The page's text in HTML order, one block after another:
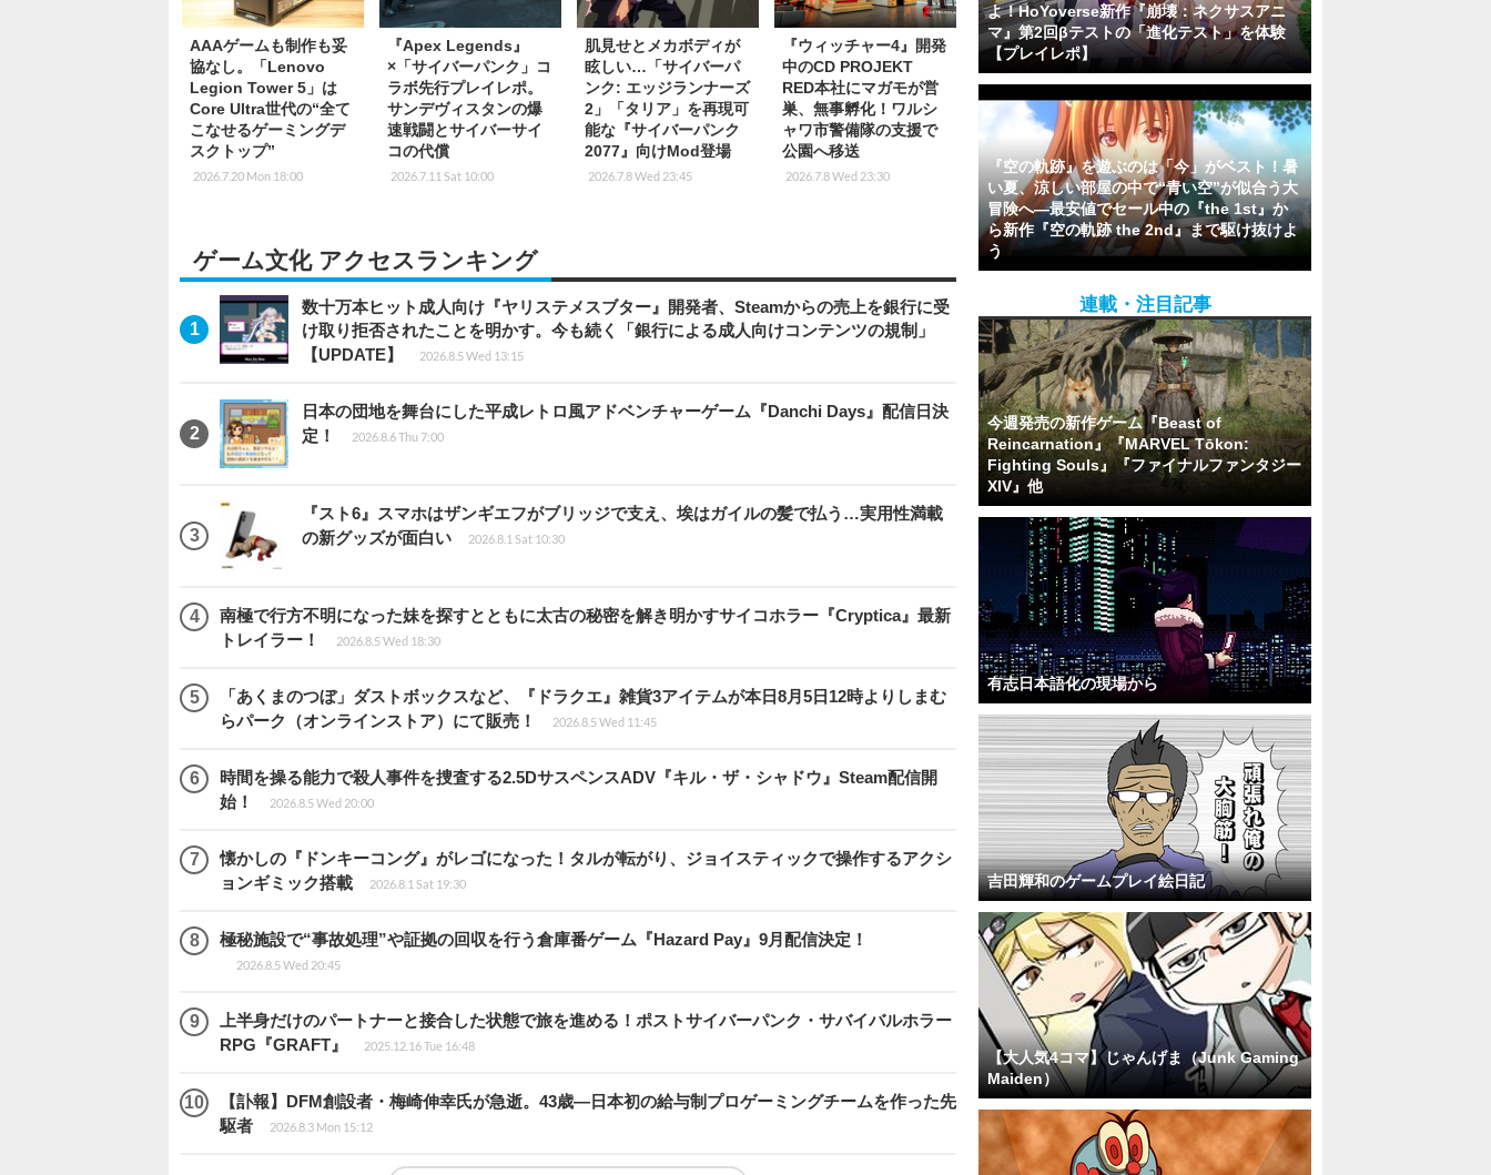
AAAゲームも制作も妥
協なし。「Lenovo
Legion Tower 5」は
Core Ultra世代の“全て
こなせるゲーミングデ
スクトップ”
2026.7.20 Mon 18:00
『Apex Legends』
×「サイバーパンク」コ
ラボ先行プレイレポ。
サンデヴィスタンの爆
速戦闘とサイバーサイ
コの代償
2026.7.11 Sat 10:00
肌見せとメカボディが
眩しい…「サイバーパ
ンク: エッジランナーズ
2」「タリア」を再現可
能な『サイバーパンク
2077』向けMod登場
2026.7.8 Wed 23:45
『ウィッチャー4』開発
中のCD PROJEKT
RED本社にマガモが営
巣、無事孵化！ワルシ
ャワ市警備隊の支援で
公園へ移送
2026.7.8 Wed 23:30
ゲーム文化 アクセスランキング
数十万本ヒット成人向け『ヤリステメスブター』開発者、Steamからの売上を銀行に受
け取り拒否されたことを明かす。今も続く「銀行による成人向けコンテンツの規制」
【UPDATE】
2026.8.5 Wed 13:15
日本の団地を舞台にした平成レトロ風アドベンチャーゲーム『Danchi Days』配信日決
定！
2026.8.6 Thu 7:00
『スト6』スマホはザンギエフがブリッジで支え、埃はガイルの髪で払う…実用性満載
の新グッズが面白い
2026.8.1 Sat 10:30
南極で行方不明になった妹を探すとともに太古の秘密を解き明かすサイコホラー『Cryptica』最新
トレイラー！
2026.8.5 Wed 18:30
「あくまのつぼ」ダストボックスなど、『ドラクエ』雑貨3アイテムが本日8月5日12時よりしまむ
らパーク（オンラインストア）にて販売！
2026.8.5 Wed 11:45
時間を操る能力で殺人事件を捜査する2.5DサスペンスADV『キル・ザ・シャドウ』Steam配信開
始！
2026.8.5 Wed 20:00
懐かしの『ドンキーコング』がレゴになった！タルが転がり、ジョイスティックで操作するアクシ
ョンギミック搭載
2026.8.1 Sat 19:30
極秘施設で“事故処理”や証拠の回収を行う倉庫番ゲーム『Hazard Pay』9月配信決定！
2026.8.5 Wed 20:45
上半身だけのパートナーと接合した状態で旅を進める！ポストサイバーパンク・サバイバルホラー
RPG『GRAFT』
2025.12.16 Tue 16:48
【訃報】DFM創設者・梅崎伸幸氏が急逝。43歳―日本初の給与制プロゲーミングチームを作った先
駆者
2026.8.3 Mon 15:12
よ！HoYoverse新作『崩壊：ネクサスアニ
マ』第2回βテストの「進化テスト」を体験
【プレイレポ】
『空の軌跡』を遊ぶのは「今」がベスト！暑
い夏、涼しい部屋の中で“青い空”が似合う大
冒険へ―最安値でセール中の『the 1st』か
ら新作『空の軌跡 the 2nd』まで駆け抜けよ
う
連載・注目記事
今週発売の新作ゲーム『Beast of
Reincarnation』『MARVEL Tōkon:
Fighting Souls』『ファイナルファンタジー
XIV』他
有志日本語化の現場から
吉田輝和のゲームプレイ絵日記
【大人気4コマ】じゃんげま（Junk Gaming
Maiden）